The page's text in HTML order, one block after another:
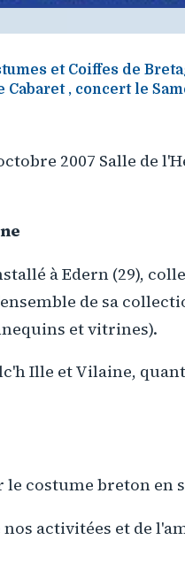
et Coiffes de
Cabaret , concert le
2007 Salle de
à Edern (29),
de sa
et vitrines).
Ille et Vilaine,
costume breton en
activitées et de